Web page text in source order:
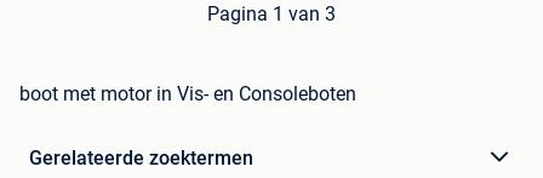
Pagina 1 van 3
boot met motor in Vis- en Consoleboten
Gerelateerde zoektermen